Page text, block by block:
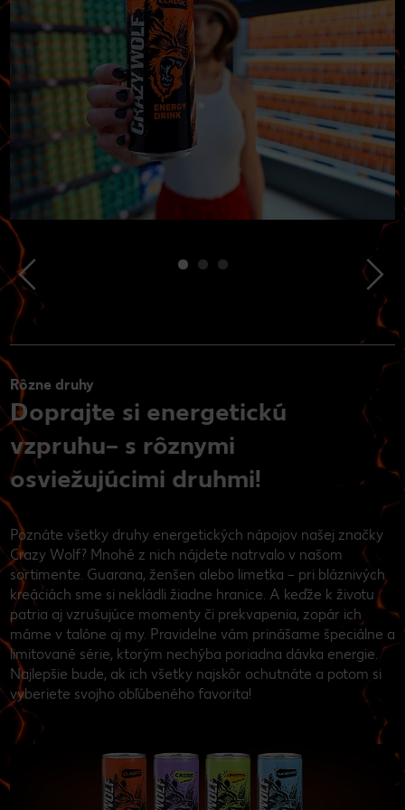
Rôzne druhy
Doprajte si energetickú
vzpruhu– s rôznymi
osviežujúcimi druhmi!
Poznáte všetky druhy energetických nápojov našej značky
Crazy Wolf? Mnohé z nich nájdete natrvalo v našom
sortimente. Guarana, ženšen alebo limetka – pri bláznivých
kreáciách sme si nekládli žiadne hranice. A keďže k životu
patria aj vzrušujúce momenty či prekvapenia, zopár ich
máme v talóne aj my. Pravidelne vám prinášame špeciálne a
limitované série, ktorým nechýba poriadna dávka energie.
Najlepšie bude, ak ich všetky najskôr ochutnáte a potom si
vyberiete svojho obľúbeného favorita!